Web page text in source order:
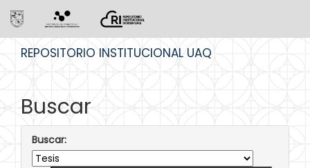
REPOSITORIO INSTITUCIONAL UAQ
Buscar
Buscar: